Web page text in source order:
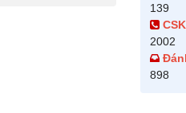
139
2002
898